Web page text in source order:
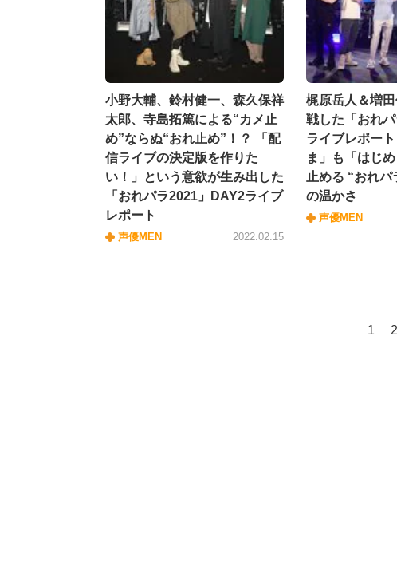
小野大輔、鈴村健一、森久保祥
太郎、寺島拓篤による“カメ止
め”ならぬ“おれ止め”！？ 「配
信ライブの決定版を作りた
い！」という意欲が生み出した
「おれパラ2021」DAY2ライブ
レポート
声優MEN 2022.02.15
梶原岳人＆増
戦した「おれ
ライブレポー
ま」も「はじ
止める “おれパ
の温かさ
声優MEN
1 2